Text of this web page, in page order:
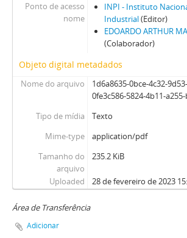
Ponto de acesso
nome
INPI - Instituto
Industrial(Editor)
EDOARDO ARTHUR
(Colaborador)
Objeto digital metadados
Nome do arquivo
1d6a8635-0bce-4c32-
0fe3c586-5824-4b11-
Tipo de mídia
Texto
Mime-type
application/pdf
Tamanho do
arquivo
235.2 KiB
Uploaded 28 de fevereiro de 2023
Área de Transferência
Adicionar